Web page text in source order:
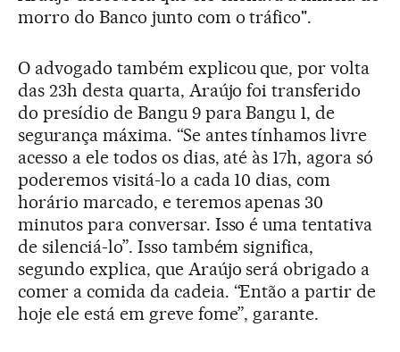
morro do Banco junto com o tráfico".
O advogado também explicou que, por volta
das 23h desta quarta, Araújo foi transferido
do presídio de Bangu 9 para Bangu 1, de
segurança máxima. “Se antes tínhamos livre
acesso a ele todos os dias, até às 17h, agora só
poderemos visitá-lo a cada 10 dias, com
horário marcado, e teremos apenas 30
minutos para conversar. Isso é uma tentativa
de silenciá-lo”. Isso também significa,
segundo explica, que Araújo será obrigado a
comer a comida da cadeia. “Então a partir de
hoje ele está em greve fome”, garante.